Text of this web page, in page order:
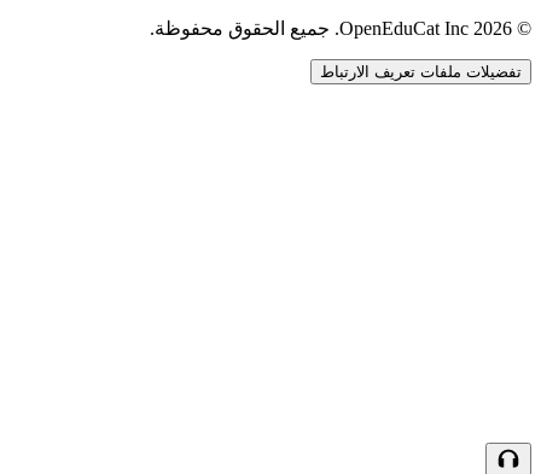
© 2026 OpenEduCat Inc. جميع الحقوق محفوظة.
تفضيلات ملفات تعريف الارتباط